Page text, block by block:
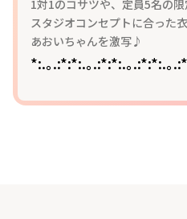
1対1のコサツや、定員5名の限
スタジオコンセプトに合った
あおいちゃんを激写♪
*:.｡.:*:*:.｡.:*:*:.｡.:*:*:.｡